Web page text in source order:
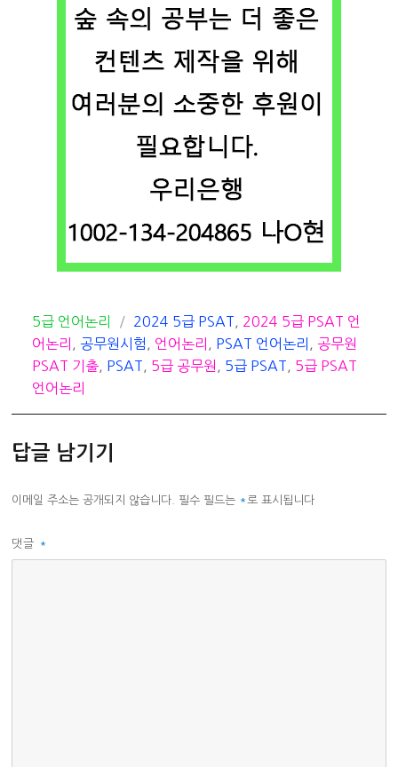
카
테
고
리
5급 언어논리
태
그
2024 5급 PSAT
2024 5급 PSAT 언
어논리
공무원시험 언어논리 PSAT 언어논리
공무원
PSAT 기출
PSAT 5급 공무원 5급 PSAT
5급 PSAT
언어논리
답글 남기기
이메일 주소는 공개되지 않습니다. 필수 필드는 * 로 표시됩니다
댓글 *